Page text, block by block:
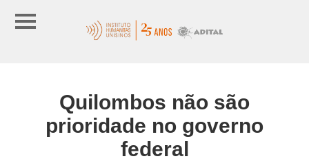
Quilombos não são
prioridade no governo
federal